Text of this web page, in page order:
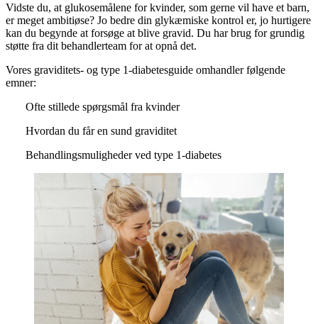
Vidste du, at glukosemålene for kvinder, som gerne vil have et barn,
er meget ambitiøse? Jo bedre din glykæmiske kontrol er, jo hurtigere
kan du begynde at forsøge at blive gravid. Du har brug for grundig
støtte fra dit behandlerteam for at opnå det.
Vores graviditets- og type 1-diabetesguide omhandler følgende
emner:
Ofte stillede spørgsmål fra kvinder
Hvordan du får en sund graviditet
Behandlingsmuligheder ved type 1-diabetes